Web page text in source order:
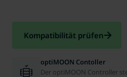
Kompatibilität prüfen
optiMOON Contoller
Der optiMOON Controller